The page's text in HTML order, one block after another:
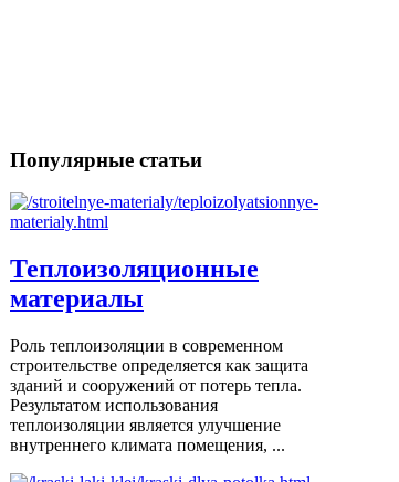
Популярные статьи
Теплоизоляционные
материалы
Роль теплоизоляции в современном
строительстве определяется как защита
зданий и сооружений от потерь тепла.
Результатом использования
теплоизоляции является улучшение
внутреннего климата помещения, ...